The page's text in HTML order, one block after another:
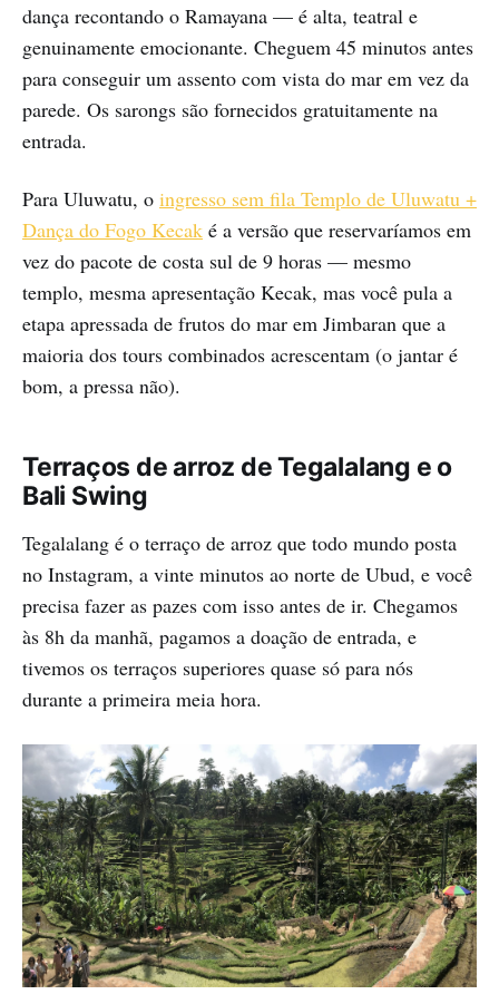
dança recontando o Ramayana — é alta, teatral e
genuinamente emocionante. Cheguem 45 minutos antes
para conseguir um assento com vista do mar em vez da
parede. Os sarongs são fornecidos gratuitamente na
entrada.
Para Uluwatu, o ingresso sem fila Templo de Uluwatu +
Dança do Fogo Kecak é a versão que reservaríamos em
vez do pacote de costa sul de 9 horas — mesmo
templo, mesma apresentação Kecak, mas você pula a
etapa apressada de frutos do mar em Jimbaran que a
maioria dos tours combinados acrescentam (o jantar é
bom, a pressa não).
Terraços de arroz de Tegalalang e o
Bali Swing
Tegalalang é o terraço de arroz que todo mundo posta
no Instagram, a vinte minutos ao norte de Ubud, e você
precisa fazer as pazes com isso antes de ir. Chegamos
às 8h da manhã, pagamos a doação de entrada, e
tivemos os terraços superiores quase só para nós
durante a primeira meia hora.